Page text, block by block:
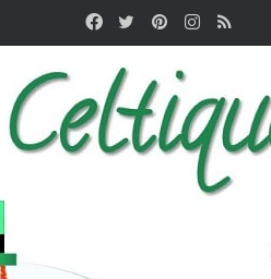
FacebookPinterestInstagram
RSS